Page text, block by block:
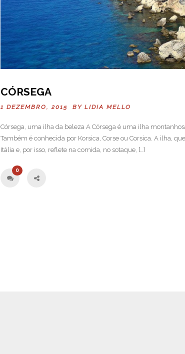
CÓRSEGA
1 DEZEMBRO, 2015 BY LIDIA MELLO
Córsega, uma ilha da beleza A Córsega é uma ilha
Também é conhecida por Korsica, Corse ou Corsica. A ilha,
Itália e, por isso, reflete na comida, no sotaque, […]
0